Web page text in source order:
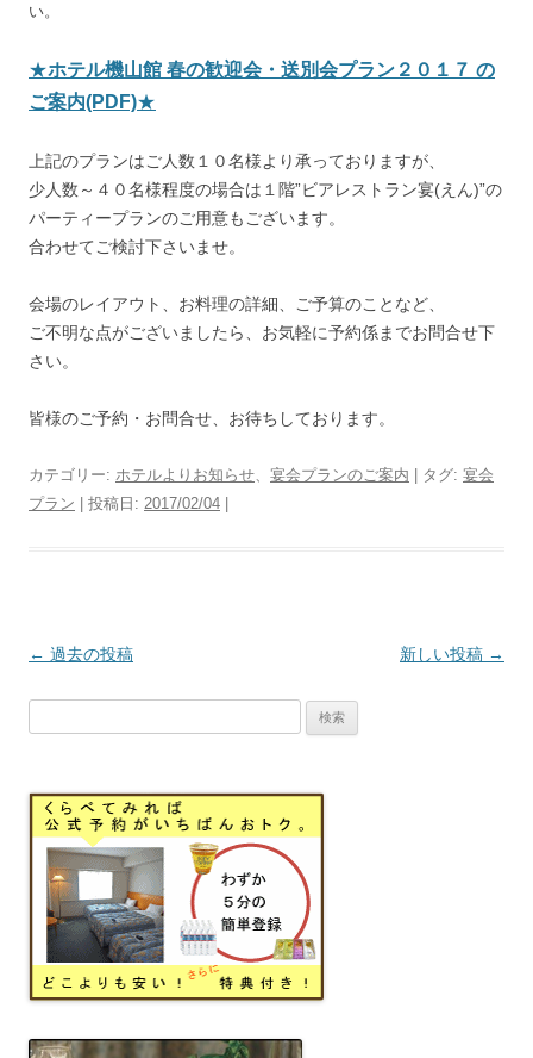
い。
★ホテル機山館 春の歓迎会・送別会プラン２０１７ の
ご案内(PDF)★
上記のプランはご人数１０名様より承っておりますが、
少人数～４０名様程度の場合は１階”ビアレストラン宴(えん)”の
パーティープランのご用意もございます。
合わせてご検討下さいませ。
会場のレイアウト、お料理の詳細、ご予算のことなど、
ご不明な点がございましたら、お気軽に予約係までお問合せ下
さい。
皆様のご予約・お問合せ、お待ちしております。
カテゴリー: ホテルよりお知らせ 宴会プランのご案内 | タグ: 宴会
プラン | 投稿日: 2017/02/04
投
← 過去の投稿 新しい投稿 →